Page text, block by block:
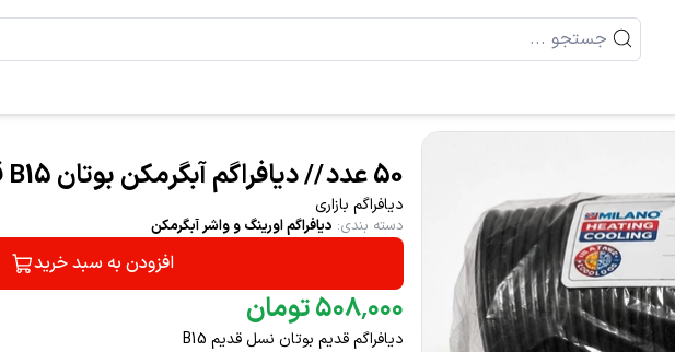
50 عدد // دیافراگم آبگرمکن بوتان B15 قدیمی T 4145
دیافراگم بازاری
دسته بندی: دیافراگم اورینگ و واشر آبگرمکن
افزودن به سبد خرید
۵۰۸٬۰۰۰ تومان
دیافراگم قدیم بوتان نسل قدیم B15